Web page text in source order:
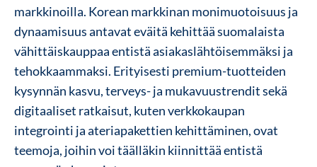
markkinoilla. Korean markkinan monimuotoisuus ja
dynaamisuus antavat eväitä kehittää suomalaista
vähittäiskauppaa entistä asiakaslähtöisemmäksi ja
tehokkaammaksi. Erityisesti premium-tuotteiden
kysynnän kasvu, terveys- ja mukavuustrendit sekä
digitaaliset ratkaisut, kuten verkkokaupan
integrointi ja ateriapakettien kehittäminen, ovat
teemoja, joihin voi täälläkin kiinnittää entistä